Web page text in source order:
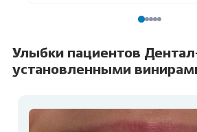
Улыбки пациентов
установленными